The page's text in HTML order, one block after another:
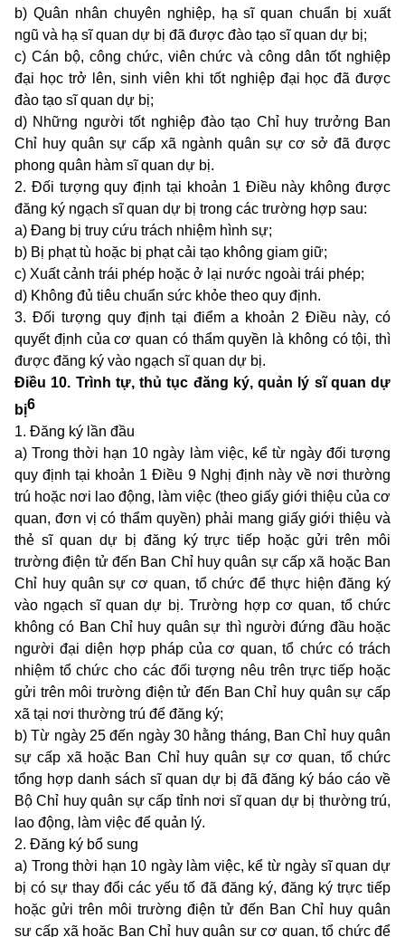
b) Quân nhân chuyên nghiệp, hạ sĩ quan chuẩn bị xuất
ngũ và hạ sĩ quan dự bị đã được đào tạo sĩ quan dự bị;
c) Cán bộ, công chức, viên chức và công dân tốt nghiệp
đại học trở lên, sinh viên khi tốt nghiệp đại học đã được
đào tạo sĩ quan dự bị;
d) Những người tốt nghiệp đào tạo Chỉ huy trưởng Ban
Chỉ huy quân sự cấp xã ngành quân sự cơ sở đã được
phong quân hàm sĩ quan dự bị.
2. Đối tượng quy định tại khoản 1 Điều này không được
đăng ký ngạch sĩ quan dự bị trong các trường hợp sau:
a) Đang bị truy cứu trách nhiệm hình sự;
b) Bị phạt tù hoặc bị phạt cải tạo không giam giữ;
c) Xuất cảnh trái phép hoặc ở lại nước ngoài trái phép;
d) Không đủ tiêu chuẩn sức khỏe theo quy định.
3. Đối tượng quy định tại điểm a khoản 2 Điều này, có
quyết định của cơ quan có thẩm quyền là không có tội, thì
được đăng ký vào ngạch sĩ quan dự bị.
Điều 10. Trình tự, thủ tục đăng ký, quản lý sĩ quan dự
bị6
1. Đăng ký lần đầu
a) Trong thời hạn 10 ngày làm việc, kể từ ngày đối tượng
quy định tại khoản 1 Điều 9 Nghị định nàyvề nơi thường
trú hoặc nơi lao động, làm việc (theo giấy giới thiệu của cơ
quan, đơn vị có thẩm quyền) phải mang giấy giới thiệu và
thẻ sĩ quan dự bị đăng ký trực tiếp hoặc gửi trên môi
trường điện tử đến Ban Chỉ huy quân sự cấp xã hoặc Ban
Chỉ huy quân sự cơ quan, tổ chức để thực hiện đăng ký
vào ngạch sĩ quan dự bị. Trường hợp cơ quan, tổ chức
không có Ban Chỉ huy quân sự thì người đứng đầu hoặc
người đại diện hợp pháp của cơ quan, tổ chức có trách
nhiệm tổ chức cho các đối tượng nêu trên trực tiếp hoặc
gửi trên môi trường điện tử đến Ban Chỉ huy quân sự cấp
xã tại nơi thường trú để đăng ký;
b) Từ ngày 25 đến ngày 30 hằng tháng, Ban Chỉ huy quân
sự cấp xã hoặc Ban Chỉ huy quân sự cơ quan, tổ chức
tổng hợp danh sách sĩ quan dự bị đã đăng ký báo cáo về
Bộ Chỉ huy quân sự cấp tỉnh nơi sĩ quan dự bị thường trú,
lao động, làm việc để quản lý.
2. Đăng ký bổ sung
a) Trong thời hạn 10 ngày làm việc, kể từ ngày sĩ quan dự
bị có sự thay đổi các yếu tố đã đăng ký, đăng ký trực tiếp
hoặc gửi trên môi trường điện tử đến Ban Chỉ huy quân
sự cấp xã hoặc Ban Chỉ huy quân sự cơ quan, tổ chức để